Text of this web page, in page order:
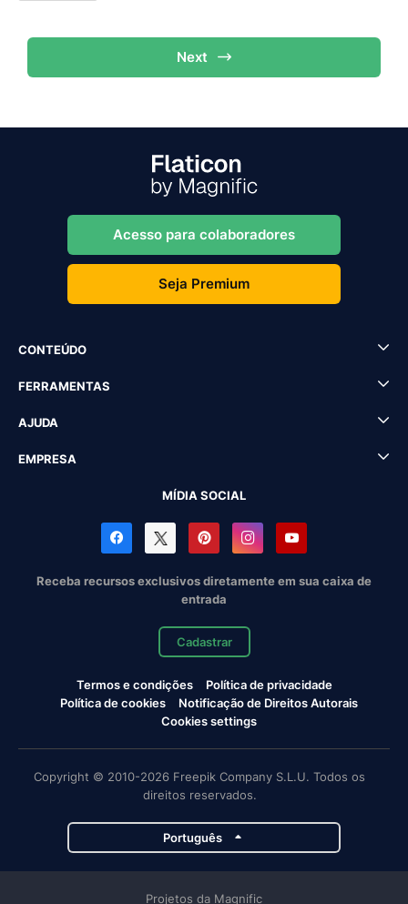
Next
Acesso para colaboradores
Seja Premium
CONTEÚDO
FERRAMENTAS
AJUDA
EMPRESA
MÍDIA SOCIAL
Receba recursos exclusivos diretamente em sua caixa de
entrada
Cadastrar
Termos e condições
Política de privacidade
Política de cookies
Notificação de Direitos Autorais
Cookies settings
Copyright © 2010-2026 Freepik Company S.L.U. Todos os
direitos reservados.
Português
Projetos da Magnific